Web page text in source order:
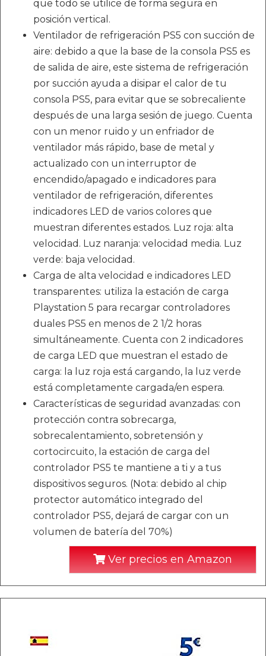
que todo se utilice de forma segura en
posición vertical.
Ventilador de refrigeración PS5 con succión de
aire: debido a que la base de la consola PS5 es
de salida de aire, este sistema de refrigeración
por succión ayuda a disipar el calor de tu
consola PS5, para evitar que se sobrecaliente
después de una larga sesión de juego. Cuenta
con un menor ruido y un enfriador de
ventilador más rápido, base de metal y
actualizado con un interruptor de
encendido/apagado e indicadores para
ventilador de refrigeración, diferentes
indicadores LED de varios colores que
muestran diferentes estados. Luz roja: alta
velocidad. Luz naranja: velocidad media. Luz
verde: baja velocidad.
Carga de alta velocidad e indicadores LED
transparentes: utiliza la estación de carga
Playstation 5 para recargar controladores
duales PS5 en menos de 2 1/2 horas
simultáneamente. Cuenta con 2 indicadores
de carga LED que muestran el estado de
carga: la luz roja está cargando, la luz verde
está completamente cargada/en espera.
Características de seguridad avanzadas: con
protección contra sobrecarga,
sobrecalentamiento, sobretensión y
cortocircuito, la estación de carga del
controlador PS5 te mantiene a ti y a tus
dispositivos seguros. (Nota: debido al chip
protector automático integrado del
controlador PS5, dejará de cargar con un
volumen de batería del 70%)
Ver precios en Amazon